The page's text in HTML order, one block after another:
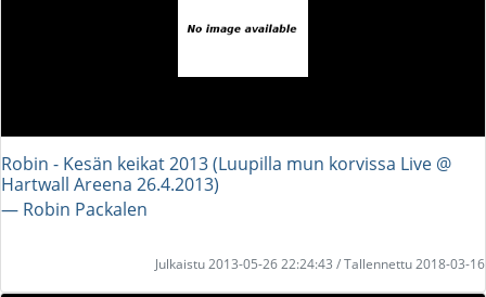
Robin - Kesän keikat 2013 (Luupilla mun korvissa Live @
Hartwall Areena 26.4.2013)
― Robin Packalen
Julkaistu 2013-05-26 22:24:43 / Tallennettu 2018-03-16